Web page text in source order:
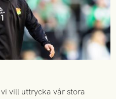
vill uttrycka vår stora